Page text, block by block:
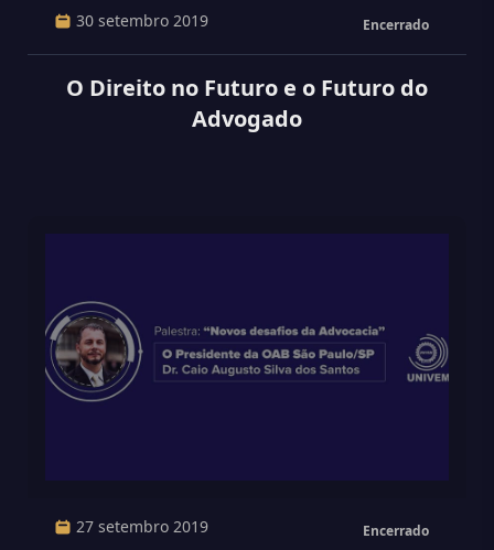
30 setembro 2019 Encerrado
O Direito no Futuro e o Futuro do
Advogado
27 setembro 2019 Encerrado